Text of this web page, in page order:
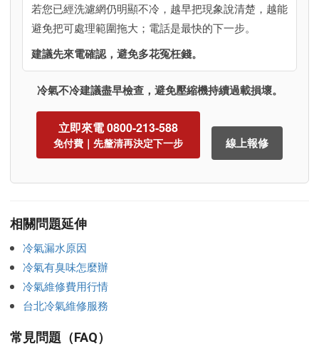
若您已經洗濾網仍明顯不冷，越早把現象說清楚，越能
避免把可處理範圍拖大；電話是最快的下一步。
建議先來電確認，避免多花冤枉錢。
冷氣不冷建議盡早檢查，避免壓縮機持續過載損壞。
立即來電 0800-213-588
免付費｜先釐清再決定下一步 線上報修
相關問題延伸
冷氣漏水原因
冷氣有臭味怎麼辦
冷氣維修費用行情
台北冷氣維修服務
常見問題（FAQ）